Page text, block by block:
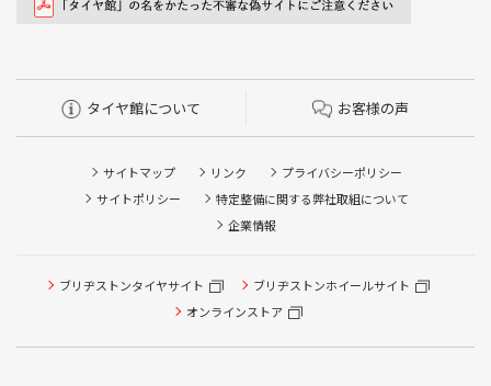
タイヤ館について お客様の声
サイトマップ リンク
プライバシーポリシー
サイトポリシー
特定整備に関する弊社取組について
企業情報
ブリヂストンタイヤサイト
ブリヂストンホイールサイト
オンラインストア
タイヤ点検・安全点検/タイヤ履き替え/オイル交換/その他
ピット作業の予約